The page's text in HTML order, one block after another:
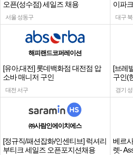
오픈(성수점) 세일즈 채용
서울 성동구
이파
대구
해피랜드코퍼레이션
[유아,대전] 롯데백화점 대전점 압
소바 매니저 구인
대전 서구
[브레
구인(
경기
㈜사람인에이치에스
[정규직/패션잡화/인센티브] 럭셔리
부티크 세일즈 오픈포지션채용
베르
렛-